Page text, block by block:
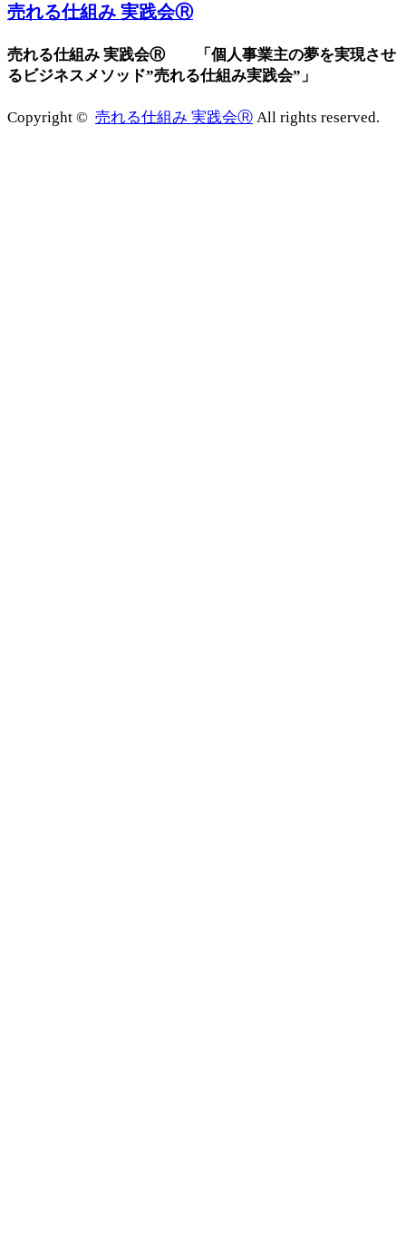
売れる仕組み 実践会Ⓡ
売れる仕組み 実践会Ⓡ 「個人事業主の夢を実現させ
るビジネスメソッド”売れる仕組み実践会”」
Copyright © 売れる仕組み 実践会Ⓡ All rights reserved.